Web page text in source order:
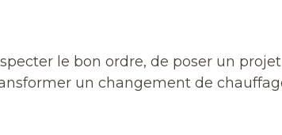
le bon ordre, de poser un
un changement de